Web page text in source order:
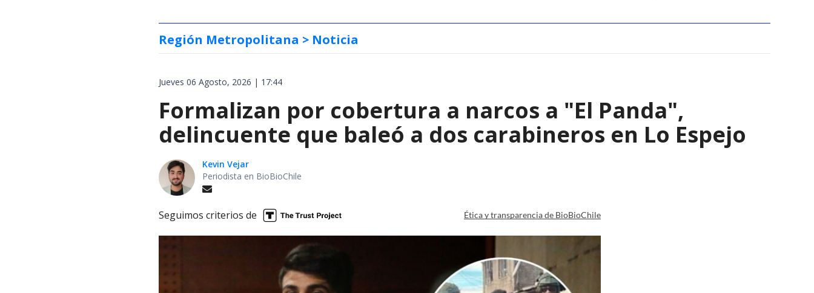
Región Metropolitana > Noticia
Jueves 06 Agosto, 2026 | 17:44
Formalizan por cobertura a narcos a "El Panda",
delincuente que baleó a dos carabineros en Lo Espejo
Kevin Vejar
Periodista en BioBioChile
Seguimos criterios de Ética y transparencia de BioBioChile